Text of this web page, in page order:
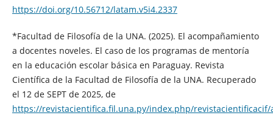
https://doi.org/10.56712/latam.v5i4.2337
*Facultad de Filosofía de la UNA. (2025). El acompañamiento
a docentes noveles. El caso de los programas de mentoría
en la educación escolar básica en Paraguay. Revista
Científica de la Facultad de Filosofía de la UNA. Recuperado
el 12 de SEPT de 2025, de
https://revistacientifica.fil.una.py/index.php/